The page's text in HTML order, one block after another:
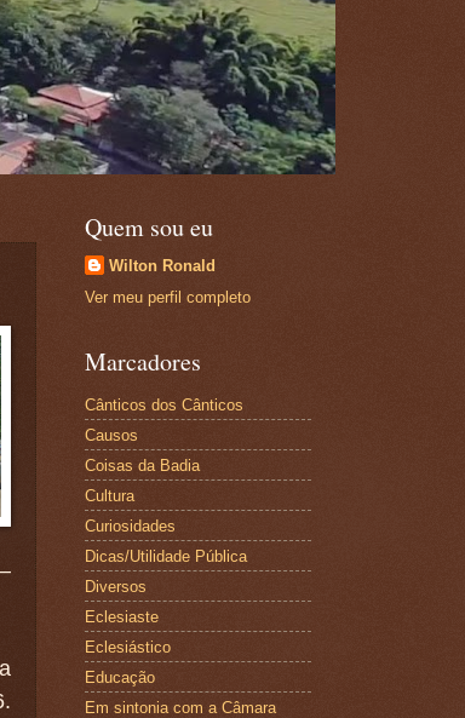
Quem sou eu
Wilton Ronald
Ver meu perfil completo
Marcadores
Cânticos dos Cânticos
Causos
Coisas da Badia
Cultura
Curiosidades
Dicas/Utilidade Pública
Diversos
Eclesiaste
Eclesiástico
Educação
Em sintonia com a Câmara